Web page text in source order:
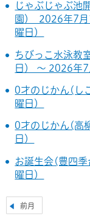
じゃぶじゃぶ池
園） 2026年7
曜日）
ちびっこ水泳教
日） ～ 2026年7
0才のじかん(し
曜日）
0才のじかん(高
日）
お誕生会(豊四
曜日）
前月